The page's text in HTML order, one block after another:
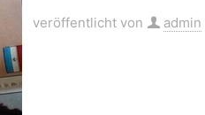
veröffentlicht von admin